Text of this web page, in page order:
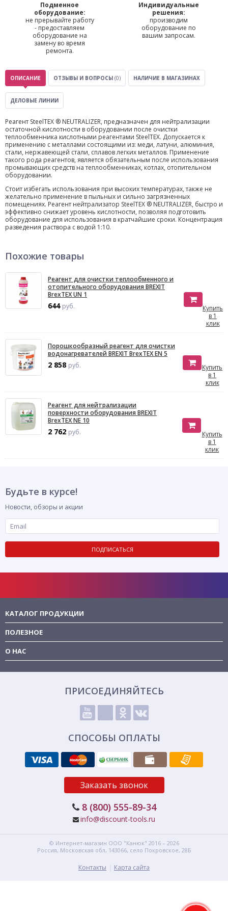
Подменное
оборудование:
не прерывайте работу
- предоставляем
оборудование на
замену во время
ремонта.
Индивидуальные
решения:
производим
оборудование по
вашим запросам.
ОПИСАНИЕ ОТЗЫВЫ И ВОПРОСЫ (0) НАЛИЧИЕ В МАГАЗИНАХ
ДЕЛОВЫЕ ЛИНИИ
Реагент SteelTEX ® NEUTRALIZER, предназначен для нейтрализации
остаточной кислотности в оборудовании после очистки
теплообменника кислотными реагентами SteelTEX. Допускается к
применению с металлами состоящими из: меди, латуни, алюминия,
стали, нержавеющей стали, сплавов легких металлов. Применение
такого рода реагентов, является обязательным после использования
промывающих средств на теплообменниках, котлах, отопительном
оборудовании.
Стоит избегать использования при высоких температурах, также не
желательно применение в пыльных и сильно загрязненных
помещениях. Реагент нейтрализатор SteelTEX ® NEUTRALIZER, быстро и
эффективно снижает уровень кислотности, позволяя подготовить
оборудование для использования в кратчайшие сроки. Концентрация
разведения раствора с водой 1:10.
Похожие товары
Реагент для очистки теплообменного и
отопительного оборудования BREXIT
BrexTEX UN 1
644 руб.
Купить
в 1
клик
Порошкообразный реагент для очистки
водонагревателей BREXIT BrexTEX EN 5
2 858 руб.
Купить
в 1
клик
Реагент для нейтрализации
поверхности оборудования BREXIT
BrexTEX NE 10
2 762 руб.
Купить
в 1
клик
Будьте в курсе!
Новости, обзоры и акции
ПОДПИСАТЬСЯ
КАТАЛОГ ПРОДУКЦИИ
ПОЛЕЗНОЕ
О НАС
ПРИСОЕДИНЯЙТЕСЬ
СПОСОБЫ ОПЛАТЫ
Заказать звонок
8 (800) 555-89-34
info@discount-tools.ru
© Интернет-магазин ООО "Канюк" 2016 – 2026
Россия, Московская обл, 143066, село Покровское, 28Б
Контакты Карта сайта